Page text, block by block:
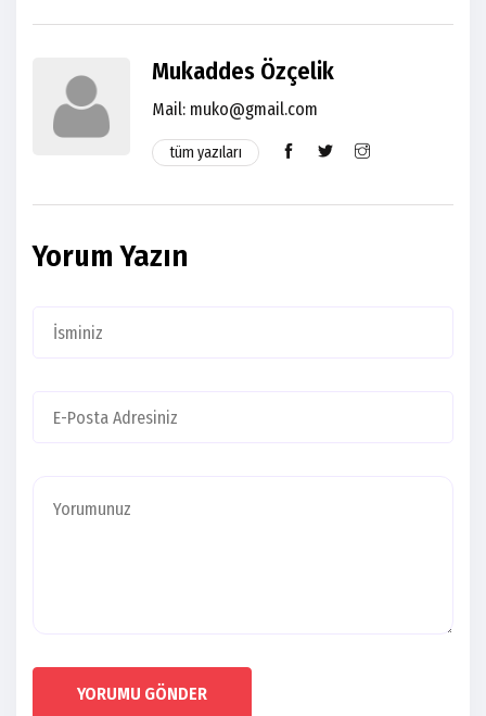
Mukaddes Özçelik
Mail: muko@gmail.com
tüm yazıları
Yorum Yazın
YORUMU GÖNDER